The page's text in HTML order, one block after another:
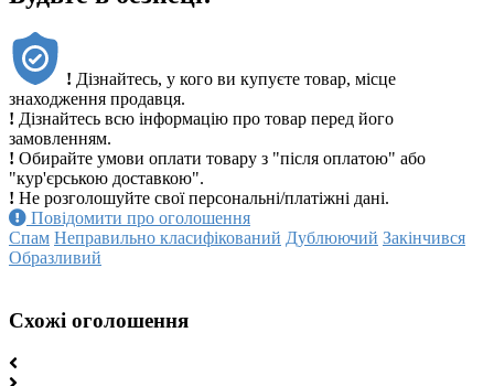
! Дізнайтесь, у кого ви купуєте товар, місце
знаходження продавця.
! Дізнайтесь всю інформацію про товар перед його
замовленням.
! Обирайте умови оплати товару з "після оплатою" або
"кур'єрською доставкою".
! Не розголошуйте свої персональні/платіжні дані.
Повідомити про оголошення
Спам Неправильно класифікований Дублюючий Закінчився
Образливий
Схожі оголошення